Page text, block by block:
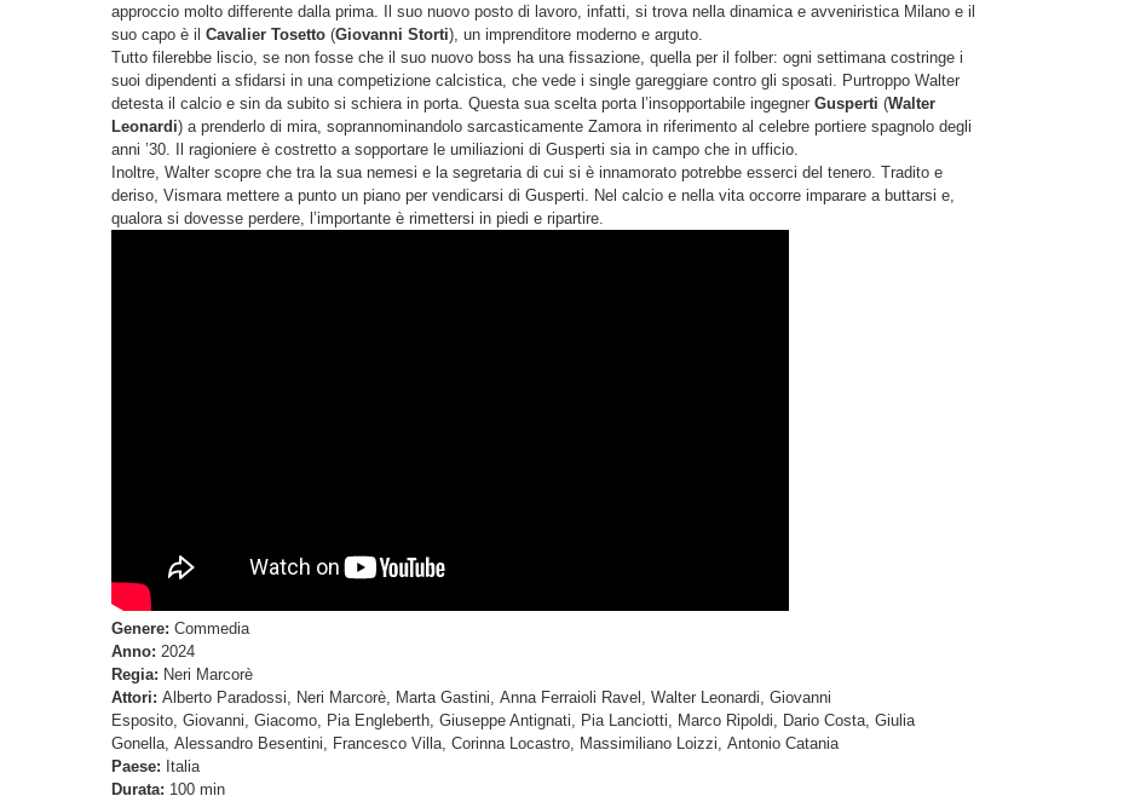
approccio molto differente dalla prima. Il suo nuovo posto di lavoro, infatti, si trova nella dinamica e avveniristica Milano e il
suo capo è il Cavalier Tosetto (Giovanni Storti), un imprenditore moderno e arguto.
Tutto filerebbe liscio, se non fosse che il suo nuovo boss ha una fissazione, quella per il folber: ogni settimana costringe i
suoi dipendenti a sfidarsi in una competizione calcistica, che vede i single gareggiare contro gli sposati. Purtroppo Walter
detesta il calcio e sin da subito si schiera in porta. Questa sua scelta porta l’insopportabile ingegner Gusperti (Walter
Leonardi) a prenderlo di mira, soprannominandolo sarcasticamente Zamora in riferimento al celebre portiere spagnolo degli
anni ’30. Il ragioniere è costretto a sopportare le umiliazioni di Gusperti sia in campo che in ufficio.
Inoltre, Walter scopre che tra la sua nemesi e la segretaria di cui si è innamorato potrebbe esserci del tenero. Tradito e
deriso, Vismara mettere a punto un piano per vendicarsi di Gusperti. Nel calcio e nella vita occorre imparare a buttarsi e,
qualora si dovesse perdere, l’importante è rimettersi in piedi e ripartire.
Genere: Commedia
Anno: 2024
Regia: Neri Marcorè
Attori: Alberto Paradossi, Neri Marcorè, Marta Gastini, Anna Ferraioli Ravel, Walter Leonardi, Giovanni
Esposito, Giovanni, Giacomo, Pia Engleberth, Giuseppe Antignati, Pia Lanciotti, Marco Ripoldi, Dario Costa, Giulia
Gonella, Alessandro Besentini, Francesco Villa, Corinna Locastro, Massimiliano Loizzi, Antonio Catania
Paese: Italia
Durata: 100 min